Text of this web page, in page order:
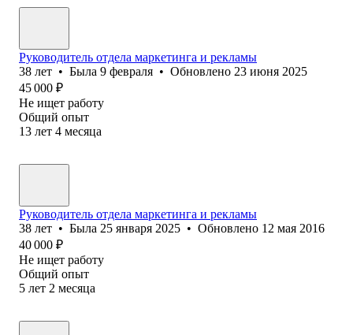
Руководитель отдела маркетинга и рекламы
38 лет • Была 9 февраля • Обновлено 23 июня 2025
45 000 ₽
Не ищет работу
Общий опыт
13 лет 4 месяца
Руководитель отдела маркетинга и рекламы
38 лет • Была 25 января 2025 • Обновлено 12 мая 2016
40 000 ₽
Не ищет работу
Общий опыт
5 лет 2 месяца